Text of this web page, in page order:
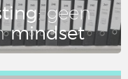
: geen
mindset